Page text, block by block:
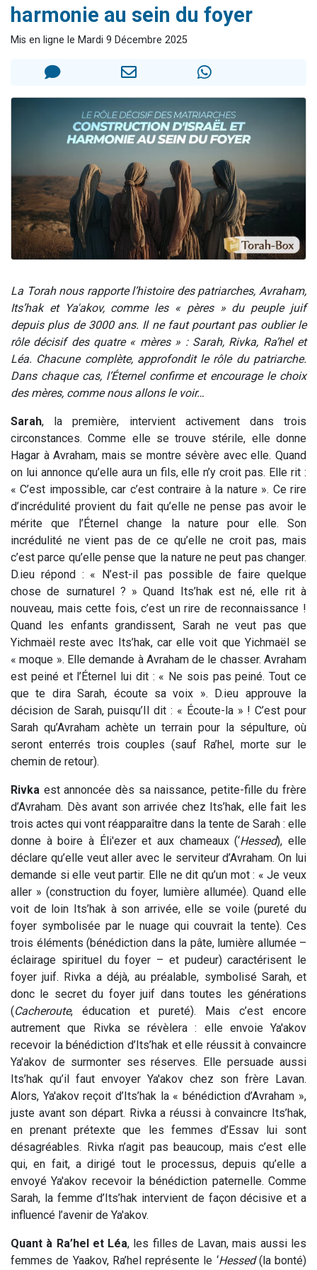
Dovan vient de donner son Maasser
Malgorzata vient de donner son Maasser
3 personnes viennent de nous rejoindre sur WhatsApp
harmonie au sein du foyer
Mis en ligne le Mardi 9 Décembre 2025
La Torah nous rapporte l’histoire des patriarches, Avraham,
Its’hak et Ya'akov, comme les « pères » du peuple juif
depuis plus de 3000 ans. Il ne faut pourtant pas oublier le
rôle décisif des quatre « mères » : Sarah, Rivka, Ra’hel et
Léa. Chacune complète, approfondit le rôle du patriarche.
Dans chaque cas, l’Éternel confirme et encourage le choix
des mères, comme nous allons le voir…
Sarah, la première, intervient activement dans trois
circonstances. Comme elle se trouve stérile, elle donne
Hagar à Avraham, mais se montre sévère avec elle. Quand
on lui annonce qu’elle aura un fils, elle n’y croit pas. Elle rit :
« C’est impossible, car c’est contraire à la nature ». Ce rire
d’incrédulité provient du fait qu’elle ne pense pas avoir le
mérite que l’Éternel change la nature pour elle. Son
incrédulité ne vient pas de ce qu’elle ne croit pas, mais
c’est parce qu’elle pense que la nature ne peut pas changer.
D.ieu répond : « N’est-il pas possible de faire quelque
chose de surnaturel ? » Quand Its’hak est né, elle rit à
nouveau, mais cette fois, c’est un rire de reconnaissance !
Quand les enfants grandissent, Sarah ne veut pas que
Yichmaël reste avec Its’hak, car elle voit que Yichmaël se
« moque ». Elle demande à Avraham de le chasser. Avraham
est peiné et l’Éternel lui dit : « Ne sois pas peiné. Tout ce
que te dira Sarah, écoute sa voix ». D.ieu approuve la
décision de Sarah, puisqu’Il dit : « Écoute-la » ! C’est pour
Sarah qu’Avraham achète un terrain pour la sépulture, où
seront enterrés trois couples (sauf Ra’hel, morte sur le
chemin de retour).
Rivka est annoncée dès sa naissance, petite-fille du frère
d’Avraham. Dès avant son arrivée chez Its’hak, elle fait les
trois actes qui vont réapparaître dans la tente de Sarah : elle
donne à boire à Éli'ezer et aux chameaux (‘Hessed), elle
déclare qu’elle veut aller avec le serviteur d’Avraham. On lui
demande si elle veut partir. Elle ne dit qu’un mot : « Je veux
aller » (construction du foyer, lumière allumée). Quand elle
voit de loin Its’hak à son arrivée, elle se voile (pureté du
foyer symbolisée par le nuage qui couvrait la tente). Ces
trois éléments (bénédiction dans la pâte, lumière allumée –
éclairage spirituel du foyer – et pudeur) caractérisent le
foyer juif. Rivka a déjà, au préalable, symbolisé Sarah, et
donc le secret du foyer juif dans toutes les générations
(Cacheroute, éducation et pureté). Mais c’est encore
autrement que Rivka se révèlera : elle envoie Ya'akov
recevoir la bénédiction d’Its’hak et elle réussit à convaincre
Ya'akov de surmonter ses réserves. Elle persuade aussi
Its’hak qu’il faut envoyer Ya'akov chez son frère Lavan.
Alors, Ya'akov reçoit d’Its’hak la « bénédiction d’Avraham »,
juste avant son départ. Rivka a réussi à convaincre Its’hak,
en prenant prétexte que les femmes d’Essav lui sont
désagréables. Rivka n’agit pas beaucoup, mais c’est elle
qui, en fait, a dirigé tout le processus, depuis qu’elle a
envoyé Ya'akov recevoir la bénédiction paternelle. Comme
Sarah, la femme d’Its’hak intervient de façon décisive et a
influencé l’avenir de Ya'akov.
Quant à Ra’hel et Léa, les filles de Lavan, mais aussi les
femmes de Yaakov, Ra’hel représente le ‘Hessed(la bonté)